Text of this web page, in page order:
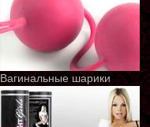
Вагинальные шарики